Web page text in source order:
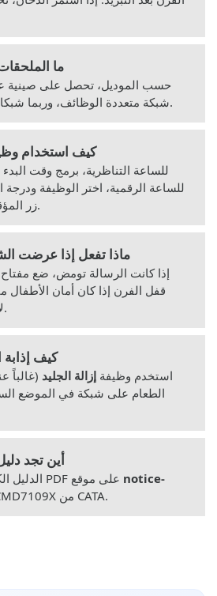
ما
حسب الموديل، تحصل على صينية
شبكة متعددة الوظائف، وربما شبكات سحب جزئي أو كلي.
كيف استخدام
للساعة التناظرية، برمج وقت البدء
للساعة الرقمية، اختر الوظيفة
زر المؤقت لضبط وقت الانتهاء.
ماذا تفعل إذا عرضت
قفل الفرن إذا كان أمان
لإيقاف الإشارة الصوتية.
كيف إذابة
استخدم وظيفة إزالة الجليد
الطعام على شبكة في الموضع
أين تجد
notice-
لموديل CMD7109X من CATA.